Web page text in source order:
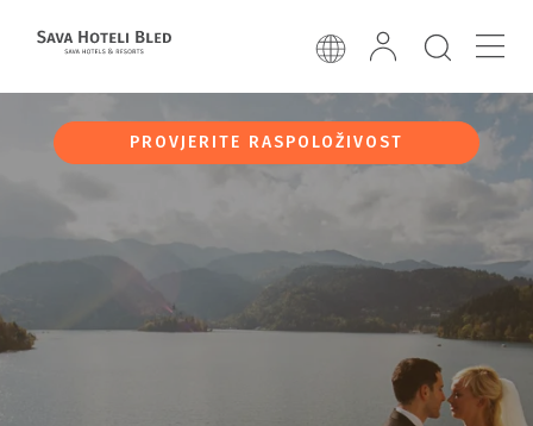
PROVJERITE RASPOLOŽIVOST